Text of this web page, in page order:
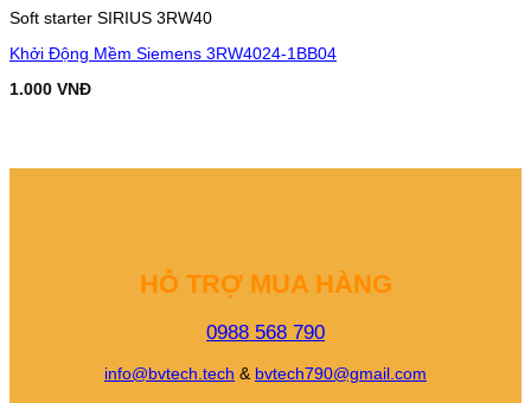
Soft starter SIRIUS 3RW40
Khởi Động Mềm Siemens 3RW4024-1BB04
1.000 VNĐ
HỖ TRỢ MUA HÀNG
0988 568 790
info@bvtech.tech & bvtech790@gmail.com